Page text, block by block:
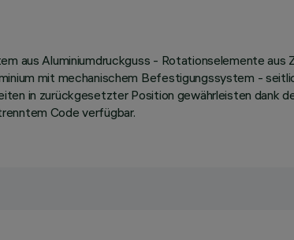
aus Aluminiumdruckguss - Rotationselemente aus
mit mechanischem Befestigungssystem -
in zurückgesetzter Position gewährleisten dank
Code verfügbar.